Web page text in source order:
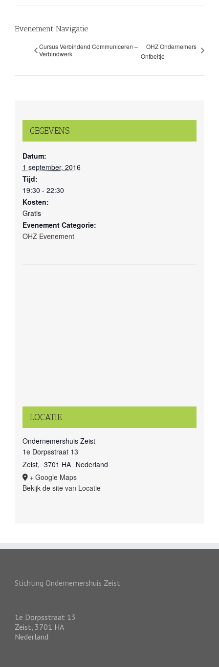
Evenement Navigatie
Cursus Verbindend Communiceren –
Verbindwerk
OHZ Ondernemers
Ontbeitje
GEGEVENS
Datum:
1 september, 2016
Tijd:
19:30 - 22:30
Kosten:
Gratis
Evenement Categorie:
OHZ Evenement
LOCATIE
Ondernemershuis Zeist
1e Dorpsstraat 13
Zeist, 3701 HA Nederland
+ Google Maps
Bekijk de site van Locatie
Stichting Ondernemershuis Zeist
1e Dorpsstraat 13
Zeist, 3701 HA
Nederland